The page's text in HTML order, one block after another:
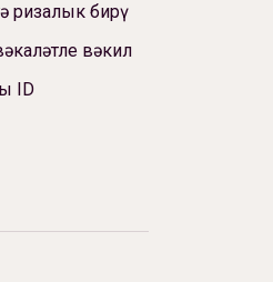
ризалык бирү
вәкил
ID